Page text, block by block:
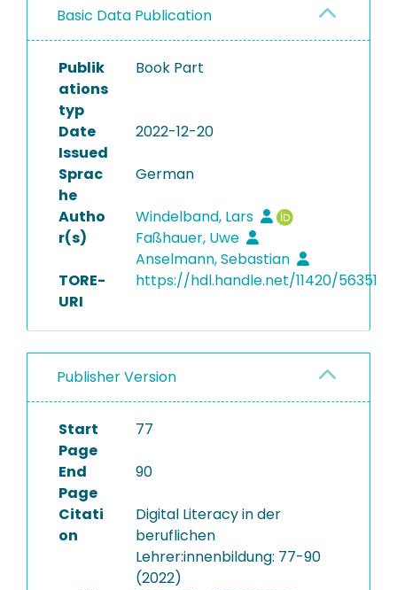
Basic Data Publication
Publik
ations
typ
Book Part
Date
Issued
2022-12-20
Sprac
he
German
Autho
r(s)
Windelband, Lars
Faßhauer, Uwe
Anselmann, Sebastian
TORE-
URI
https://hdl.handle.net/11420/56351
Publisher Version
Start
Page
77
End
Page
90
Citati
on
Digital Literacy in der
beruflichen
Lehrer:innenbildung: 77-90
(2022)